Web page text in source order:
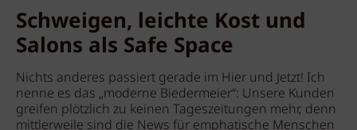
Schweigen, leichte Kost und
Salons als Safe Space
Nichts anderes passiert gerade im Hier und Jetzt! Ich
nenne es das „moderne Biedermeier“: Unsere Kunden
greifen plötzlich zu keinen Tageszeitungen mehr, denn
mittlerweile sind die News für emphatische Menschen